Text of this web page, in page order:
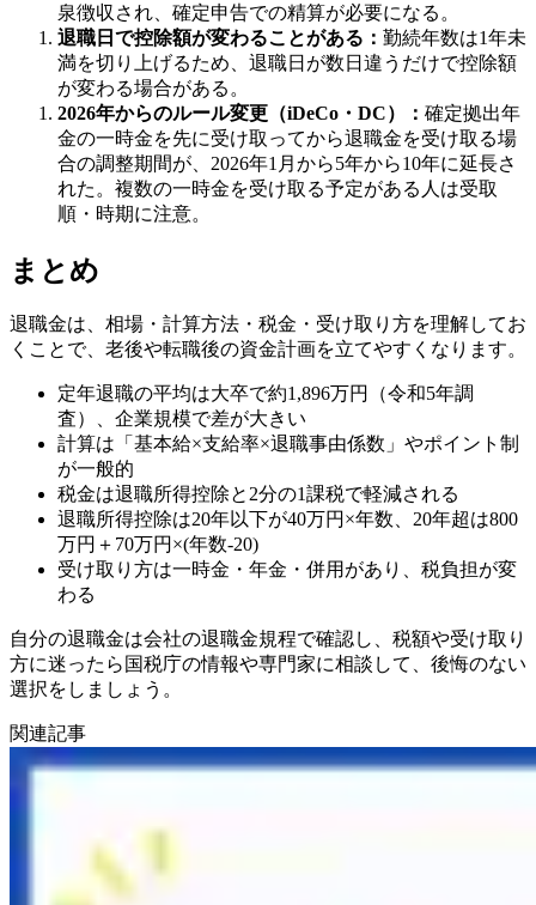
泉徴収され、確定申告での精算が必要になる。
退職日で控除額が変わることがある： 勤続年数は1年未
満を切り上げるため、退職日が数日違うだけで控除額
が変わる場合がある。
2026年からのルール変更（iDeCo・DC）： 確定拠出年
金の一時金を先に受け取ってから退職金を受け取る場
合の調整期間が、2026年1月から5年から10年に延長さ
れた。複数の一時金を受け取る予定がある人は受取
順・時期に注意。
まとめ
退職金は、相場・計算方法・税金・受け取り方を理解してお
くことで、老後や転職後の資金計画を立てやすくなります。
定年退職の平均は大卒で約1,896万円（令和5年調
査）、企業規模で差が大きい
計算は「基本給×支給率×退職事由係数」やポイント制
が一般的
税金は退職所得控除と2分の1課税で軽減される
退職所得控除は20年以下が40万円×年数、20年超は800
万円＋70万円×(年数-20)
受け取り方は一時金・年金・併用があり、税負担が変
わる
自分の退職金は会社の退職金規程で確認し、税額や受け取り
方に迷ったら国税庁の情報や専門家に相談して、後悔のない
選択をしましょう。
関連記事